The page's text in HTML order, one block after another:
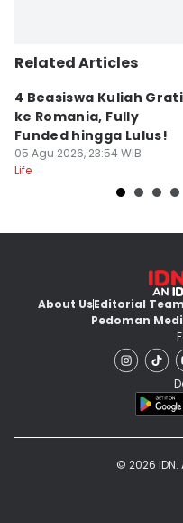
Related Articles
4 Beasiswa Kuliah
ke Romania, Fully
Funded hingga Lulus!
05 Agu 2026, 23:54 WIB
Life
About UsEditorial
Pedoman
© 2026 IDN.